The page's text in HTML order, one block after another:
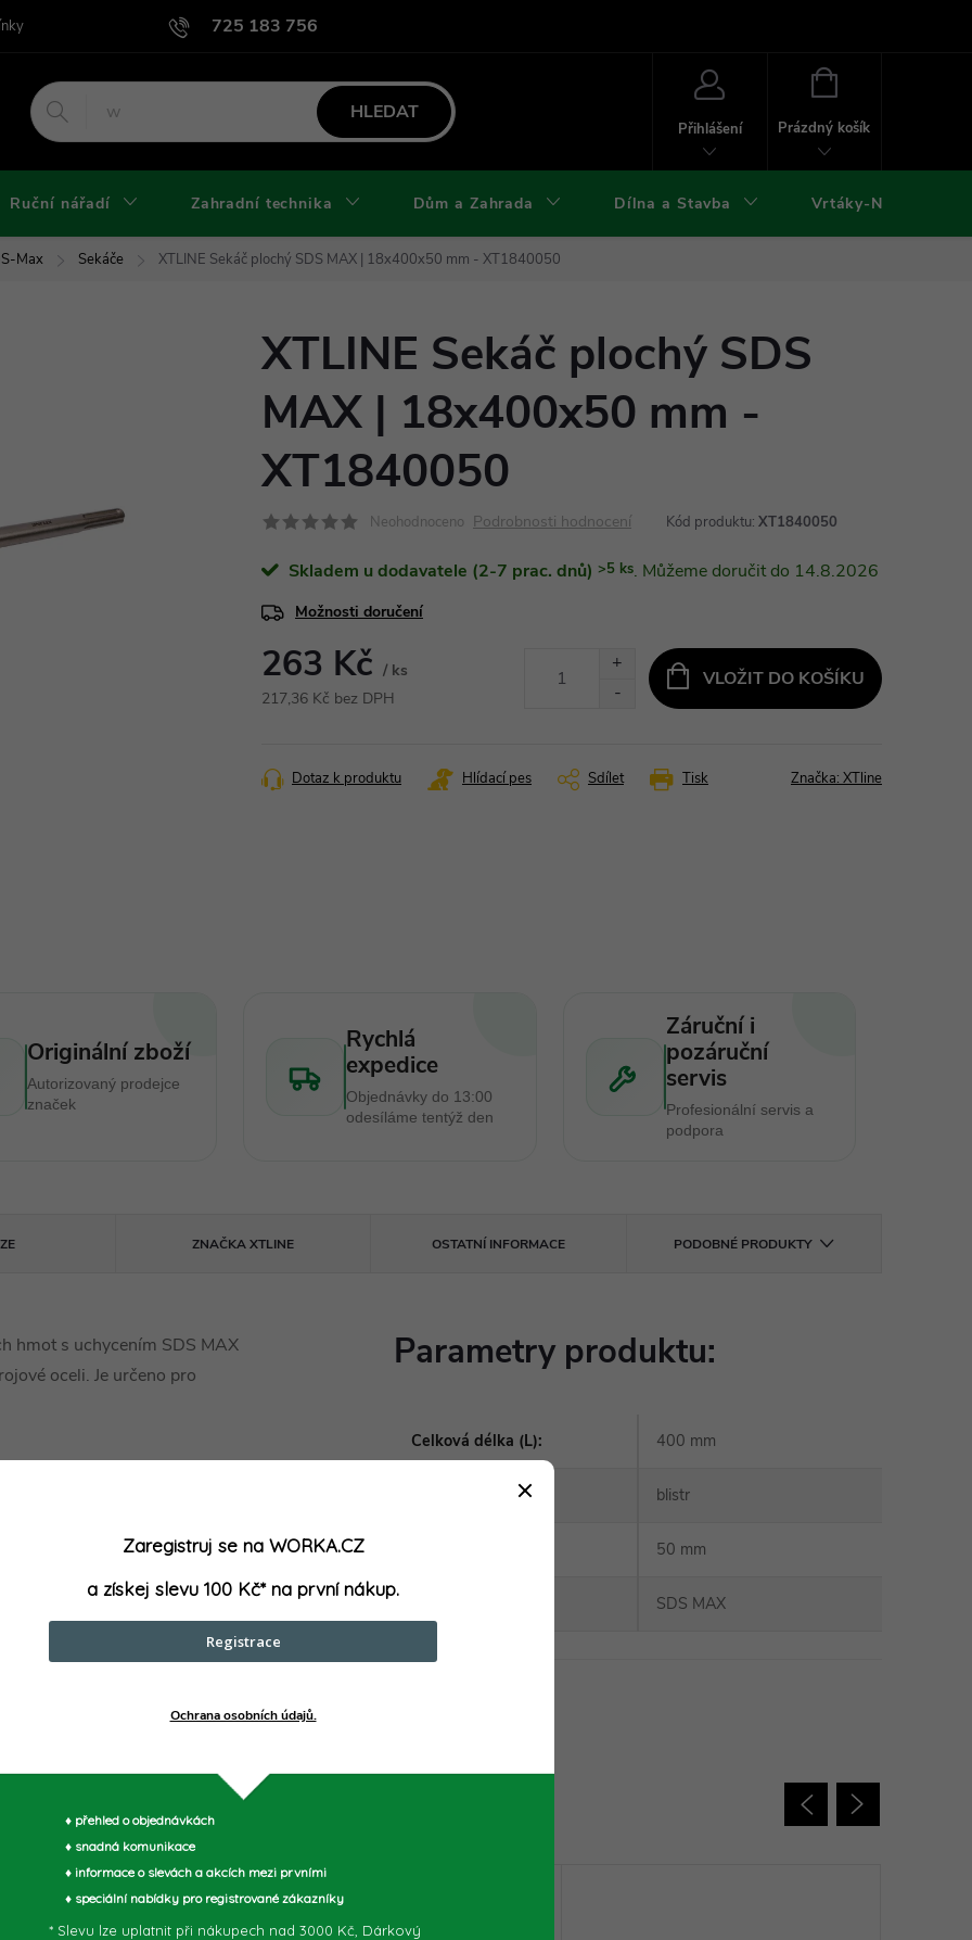
725 183 756
Podmínky užití webu Podmínky ochrany osobních údajů a cookies
HLEDAT
Přihlášení
NÁKUPNÍ
Prázdný košík
Ruční nářadí Zahradní technika Dům a Zahrada Dílna a Stavba Vrtáky-Nástroje
Max Sekáče XTLINE Sekáč plochý SDS MAX | 18x400x50 mm - XT1840050
XTLINE Sekáč plochý SDS
MAX | 18x400x50 mm -
XT1840050
Neohodnoceno Podrobnosti hodnocení Kód produktu: XT1840050
Skladem u dodavatele (2-7 prac. dnů) >5 ks 14.8.2026
Možnosti doručení
263 Kč / ks
217,36 Kč bez DPH
VLOŽIT DO KOŠÍKU
Tisk
Dotaz k produktu Hlídací pes Sdílet Značka: XTline
Originální zboží
Autorizovaný prodejce
značek
Rychlá
expedice
Objednávky do 13:00
odesíláme tentýž den
Záruční i
pozáruční
servis
Profesionální servis a
podpora
ZNAČKAXTLINE OSTATNÍ INFORMACE PODOBNÉ PRODUKTY
hmot s uchycením SDS MAX
oceli. Je určeno pro
Parametry produktu:
Celková délka (L): 400 mm
blistr
50 mm
SDS MAX
Zaregistruj se na WORKA.CZ
a získej slevu 100 Kč* na první nákup.
Registrace
Ochrana osobních údajů.
♦ přehled o objednávkách
♦ snadná komunikace
♦ informace o slevách a akcích mezi prvními
♦ speciální nabídky pro registrované zákazníky
* Slevu lze uplatnit při nákupech nad 3000 Kč, Dárkový